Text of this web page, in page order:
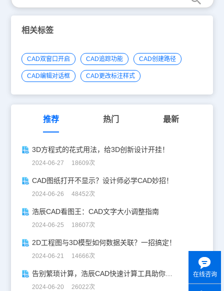
相关标签
CAD双窗口开启 CAD追踪功能 CAD创建路径
CAD编辑对话框 CAD更改标注样式
推荐 热门 最新
3D方程式的花式用法，给3D创新设计开挂！
2024-06-27 18609次
CAD图纸打开不显示？设计师必学CAD妙招！
2024-06-26 48452次
浩辰CAD看图王：CAD文字大小调整指南
2024-06-25 18607次
2D工程图与3D模型如何数据关联？一招搞定！
2024-06-21 14666次
告别繁琐计算，浩辰CAD快速计算工具助你一臂之力！
2024-06-20 26022次
在线咨询